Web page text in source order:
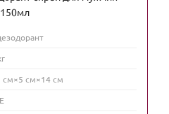
см×5 см×14 см